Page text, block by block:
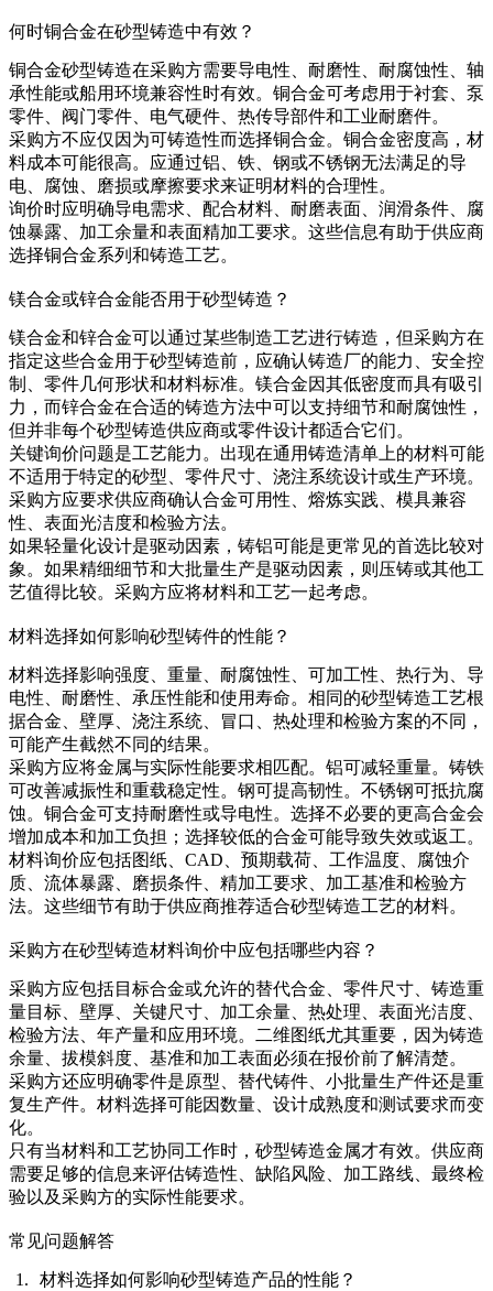
何时铜合金在砂型铸造中有效？
铜合金砂型铸造在采购方需要导电性、耐磨性、耐腐蚀性、轴
承性能或船用环境兼容性时有效。铜合金可考虑用于衬套、泵
零件、阀门零件、电气硬件、热传导部件和工业耐磨件。
采购方不应仅因为可铸造性而选择铜合金。铜合金密度高，材
料成本可能很高。应通过铝、铁、钢或不锈钢无法满足的导
电、腐蚀、磨损或摩擦要求来证明材料的合理性。
询价时应明确导电需求、配合材料、耐磨表面、润滑条件、腐
蚀暴露、加工余量和表面精加工要求。这些信息有助于供应商
选择铜合金系列和铸造工艺。
镁合金或锌合金能否用于砂型铸造？
镁合金和锌合金可以通过某些制造工艺进行铸造，但采购方在
指定这些合金用于砂型铸造前，应确认铸造厂的能力、安全控
制、零件几何形状和材料标准。镁合金因其低密度而具有吸引
力，而锌合金在合适的铸造方法中可以支持细节和耐腐蚀性，
但并非每个砂型铸造供应商或零件设计都适合它们。
关键询价问题是工艺能力。出现在通用铸造清单上的材料可能
不适用于特定的砂型、零件尺寸、浇注系统设计或生产环境。
采购方应要求供应商确认合金可用性、熔炼实践、模具兼容
性、表面光洁度和检验方法。
如果轻量化设计是驱动因素，铸铝可能是更常见的首选比较对
象。如果精细细节和大批量生产是驱动因素，则压铸或其他工
艺值得比较。采购方应将材料和工艺一起考虑。
材料选择如何影响砂型铸件的性能？
材料选择影响强度、重量、耐腐蚀性、可加工性、热行为、导
电性、耐磨性、承压性能和使用寿命。相同的砂型铸造工艺根
据合金、壁厚、浇注系统、冒口、热处理和检验方案的不同，
可能产生截然不同的结果。
采购方应将金属与实际性能要求相匹配。铝可减轻重量。铸铁
可改善减振性和重载稳定性。钢可提高韧性。不锈钢可抵抗腐
蚀。铜合金可支持耐磨性或导电性。选择不必要的更高合金会
增加成本和加工负担；选择较低的合金可能导致失效或返工。
材料询价应包括图纸、CAD、预期载荷、工作温度、腐蚀介
质、流体暴露、磨损条件、精加工要求、加工基准和检验方
法。这些细节有助于供应商推荐适合砂型铸造工艺的材料。
采购方在砂型铸造材料询价中应包括哪些内容？
采购方应包括目标合金或允许的替代合金、零件尺寸、铸造重
量目标、壁厚、关键尺寸、加工余量、热处理、表面光洁度、
检验方法、年产量和应用环境。二维图纸尤其重要，因为铸造
余量、拔模斜度、基准和加工表面必须在报价前了解清楚。
采购方还应明确零件是原型、替代铸件、小批量生产件还是重
复生产件。材料选择可能因数量、设计成熟度和测试要求而变
化。
只有当材料和工艺协同工作时，砂型铸造金属才有效。供应商
需要足够的信息来评估铸造性、缺陷风险、加工路线、最终检
验以及采购方的实际性能要求。
常见问题解答
材料选择如何影响砂型铸造产品的性能？